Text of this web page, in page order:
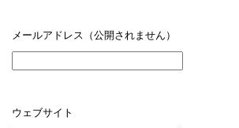
メールアドレス（公開されません）
ウェブサイト